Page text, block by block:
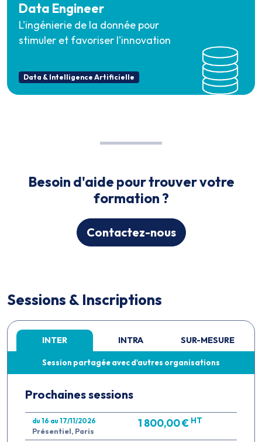
Data Engineer
L'ingénierie de la donnée pour
stimuler et favoriser l'innovation
Data & Intelligence Artificielle
Besoin d'aide pour trouver votre
formation ?
Contactez-nous
Sessions & Inscriptions
INTER INTRA SUR-MESURE
Session partagée avec d'autres organisations
Prochaines sessions
du 16 au 17/11/2026
Présentiel, Paris
1 800,00 € HT